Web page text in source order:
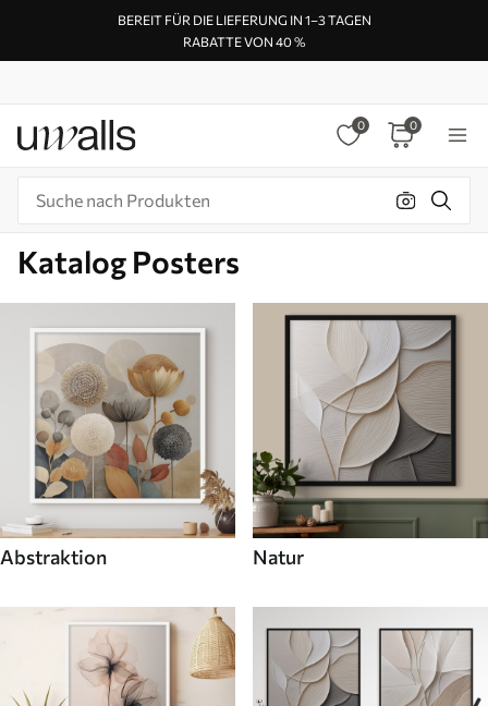
BEREIT FÜR DIE LIEFERUNG IN 1–3 TAGEN
RABATTE VON 40 %
0 0
Katalog Posters
Abstraktion Natur